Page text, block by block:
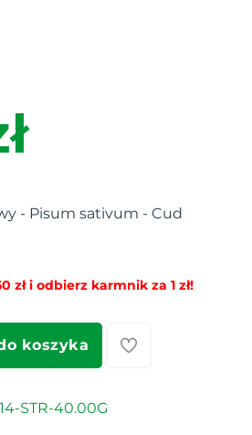
- Pisum sativum - Cud
zł i odbierz karmnik za 1 zł!
koszyka
STR-40.00G